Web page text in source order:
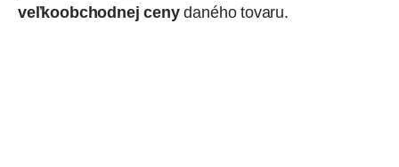
veľkoobchodnej cenydaného tovaru.